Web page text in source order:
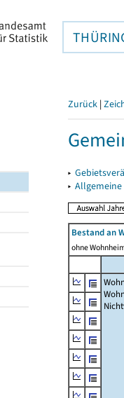
Zurück |
▸
▸
Bestand an
ohne